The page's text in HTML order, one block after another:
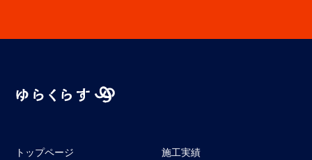
トップページ 施工実績